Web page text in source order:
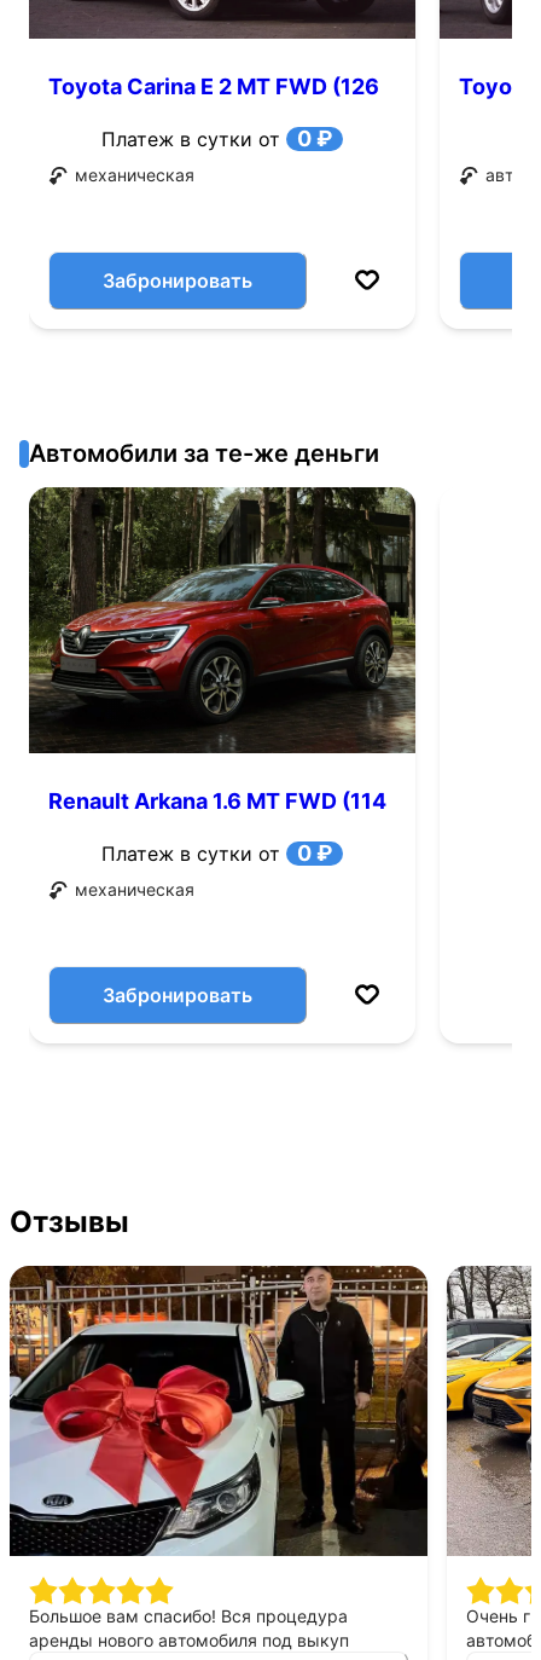
Toyota Carina E 2 MT FWD (126
Платеж в сутки от 0 ₽
механическая
Забронировать
Toyota
Автомобили за те-же деньги
Renault Arkana 1.6 MT FWD (114
Платеж в сутки от 0 ₽
механическая
Забронировать
Отзывы
Большое вам спасибо! Вся процедура
аренды нового автомобиля под выкуп
Очень